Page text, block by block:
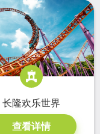
长隆欢乐世界
查看详情